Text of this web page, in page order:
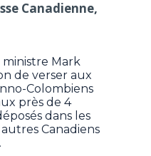
Canadienne,
Mark
de verser aux
Colombiens
près de 4
dans les
Canadiens